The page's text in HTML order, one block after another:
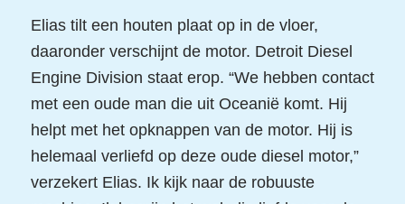
Elias tilt een houten plaat op in de vloer,
daaronder verschijnt de motor. Detroit Diesel
Engine Division staat erop. “We hebben contact
met een oude man die uit Oceanië komt. Hij
helpt met het opknappen van de motor. Hij is
helemaal verliefd op deze oude diesel motor,”
verzekert Elias. Ik kijk naar de robuuste